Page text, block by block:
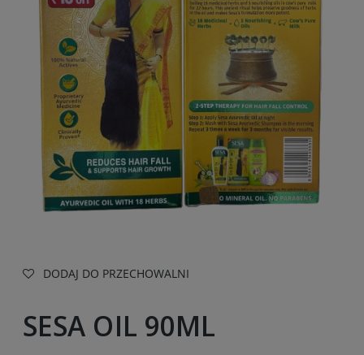
DODAJ DO PRZECHOWALNI
SESA OIL 90ML